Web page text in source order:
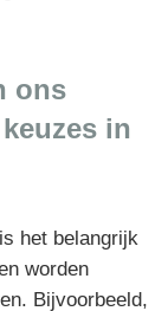
ons
in
het belangrijk
worden
Bijvoorbeeld,